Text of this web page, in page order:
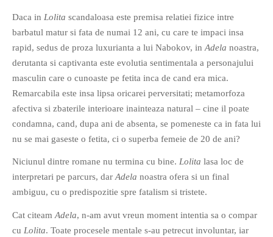
Albastra!
Download 101 Movie
Acrostics!
PRIETENI APROPIATI
Victor Sosea – Designer
Vreau-schimbare.ro
Filme-Carti.ro
Daca in Lolita scandaloasa este premisa relatiei fizice intre
barbatul matur si fata de numai 12 ani, cu care te impaci insa
rapid, sedus de proza luxurianta a lui Nabokov, in Adela noastra,
derutanta si captivanta este evolutia sentimentala a personajului
masculin care o cunoaste pe fetita inca de cand era mica.
Remarcabila este insa lipsa oricarei perversitati; metamorfoza
afectiva si zbaterile interioare inainteaza natural – cine il poate
condamna, cand, dupa ani de absenta, se pomeneste ca in fata lui
nu se mai gaseste o fetita, ci o superba femeie de 20 de ani?
Niciunul dintre romane nu termina cu bine. Lolita lasa loc de
interpretari pe parcurs, dar Adela noastra ofera si un final
ambiguu, cu o predispozitie spre fatalism si tristete.
Cat citeam Adela, n-am avut vreun moment intentia sa o compar
cu Lolita. Toate procesele mentale s-au petrecut involuntar, iar